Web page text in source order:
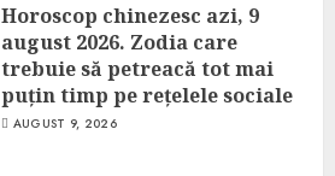
Horoscop chinezesc azi, 9
august 2026. Zodia care
trebuie să petreacă tot mai
puțin timp pe rețelele sociale
AUGUST 9, 2026